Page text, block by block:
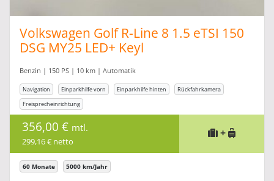
Volkswagen Golf R-Line 8 1.5 eTSI 150
DSG MY25 LED+ Keyl
Benzin | 150 PS | 10 km | Automatik
Navigation Einparkhilfe vorn Einparkhilfe hinten
Rückfahrkamera
Freisprecheinrichtung
356,00 € mtl.
299,16 € netto
+
60 Monate 5000 km/Jahr